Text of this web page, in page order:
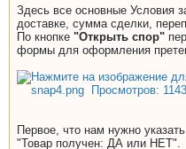
Здесь все основные Условия
доставке, сумма сделки,
По кнопке "Открыть спор"
формы для оформления
Первое, что нам нужно
"Товар получен: ДА или НЕТ".